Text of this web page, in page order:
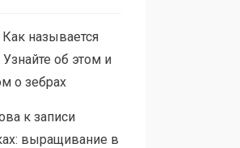
Как называется
об этом и
о зебрах
к записи
выращивание в